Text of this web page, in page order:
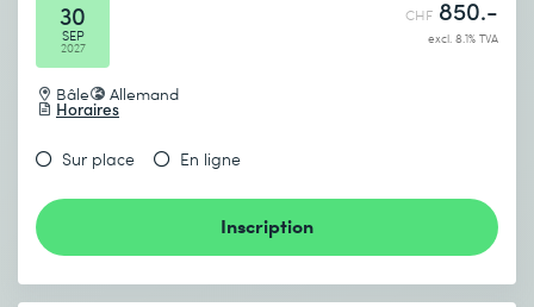
30
SEP
2027
Bâle Allemand
Horaires
CHF 850.-
excl. 8.1% TVA
Sur place En ligne
Inscription